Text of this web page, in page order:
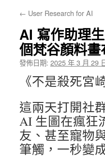
要
容
← User Research for AI
AI 寫作助理
個梵谷顏料畫
發佈日期: 2025 年 3 月 29
《不是殺死宮
這兩天打開社
AI 生圖在瘋狂
友、甚至寵物
筆觸，一秒變